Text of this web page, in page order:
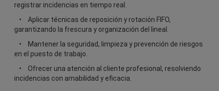
registrar incidencias en tiempo real.
Aplicar técnicas de reposición y rotación FIFO,
garantizando la frescura y organización del lineal.
Mantener la seguridad, limpieza y prevención de riesgos
en el puesto de trabajo.
Ofrecer una atención al cliente profesional, resolviendo
incidencias con amabilidad y eficacia.